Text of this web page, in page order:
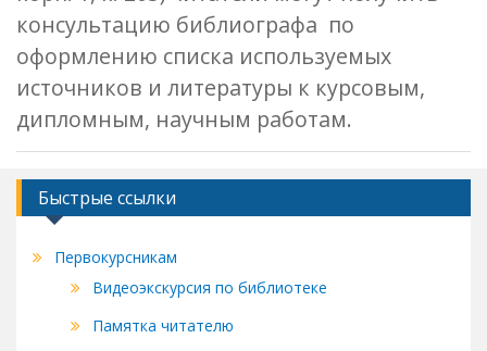
консультацию библиографа по
оформлению списка используемых
источников и литературы к курсовым,
дипломным, научным работам.
Быстрые ссылки
Первокурсникам
Видеоэкскурсия по библиотеке
Памятка читателю